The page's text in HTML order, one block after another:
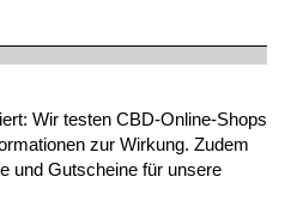
Wir testen CBD-Online-Shops
zur Wirkung. Zudem
und Gutscheine für unsere